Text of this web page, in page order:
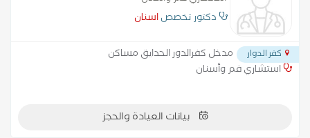
دكتور تخصصاسنان
كفر الدوار
مدخل كفرالدور الحدايق مساكن
استشاري فم وأسنان
بيانات العيادة والحجز